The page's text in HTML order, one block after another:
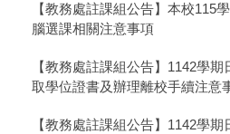
【教務處註課組公告】本校115
腦選課相關注意事項
【教務處註課組公告】1142學
取學位證書及辦理離校手續注意
【教務處註課組公告】1142學